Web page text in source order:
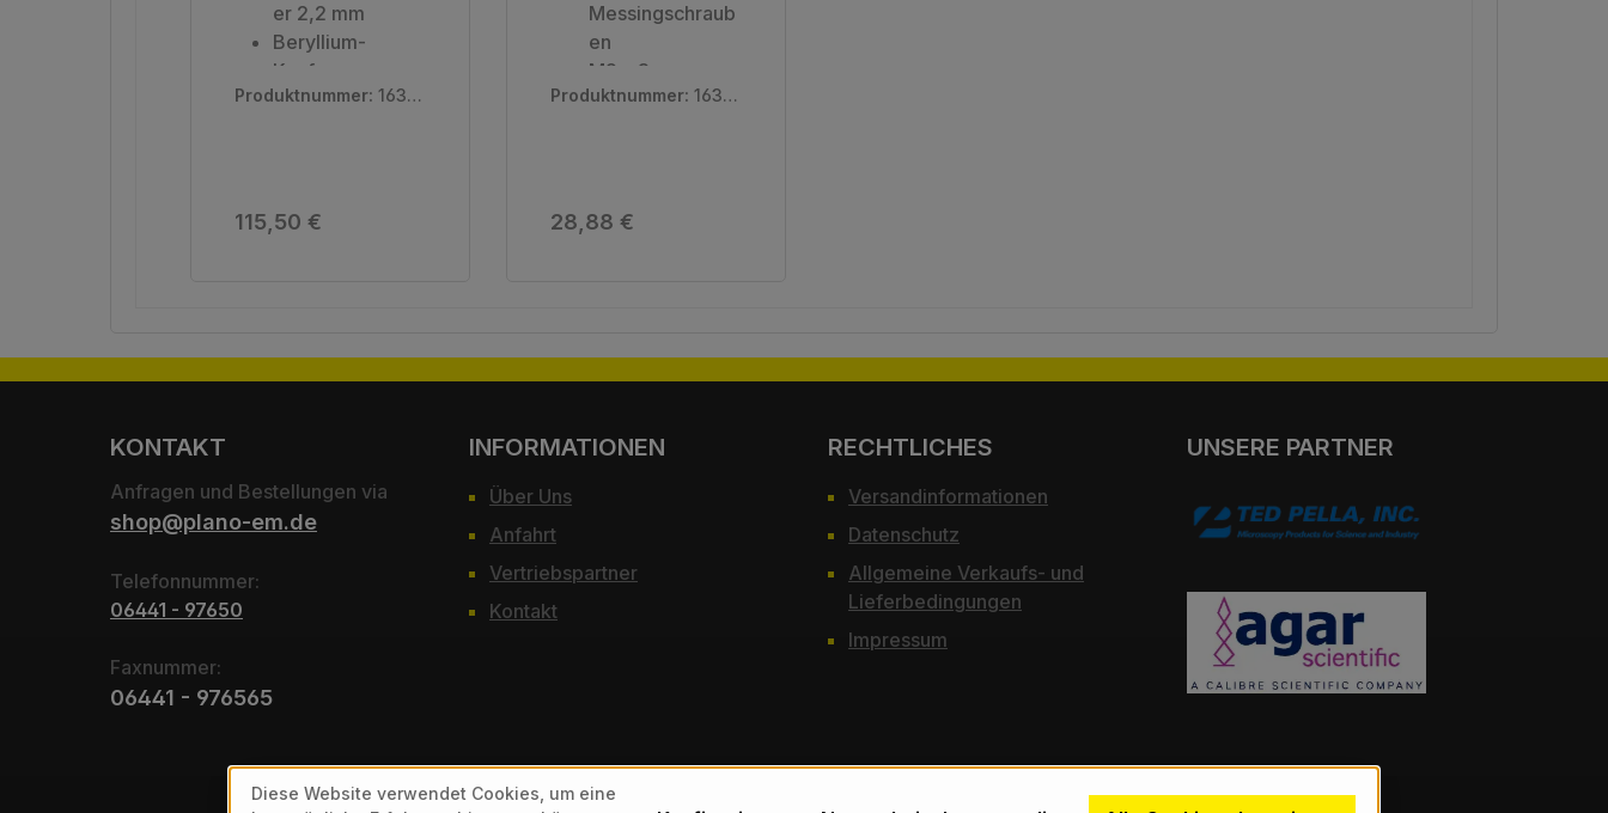
er 2,2 mm
Beryllium-
Kupfer-
Legierung
Produktnummer: 1639
Regulärer Preis:
115,50 €
Messingschraub
en
M2 x 3 mm
Inhalt: 10
Produktnummer: 1639
Regulärer Preis:
28,88 €
KONTAKT
Anfragen und Bestellungen via
shop@plano-em.de
Telefonnummer:
06441 - 97650
Faxnummer:
06441 - 976565
INFORMATIONEN
Über Uns
Anfahrt
Vertriebspartner
Kontakt
RECHTLICHES
Versandinformationen
Datenschutz
Allgemeine Verkaufs- und
Lieferbedingungen
Impressum
UNSERE PARTNER
Diese Website verwendet Cookies, um eine